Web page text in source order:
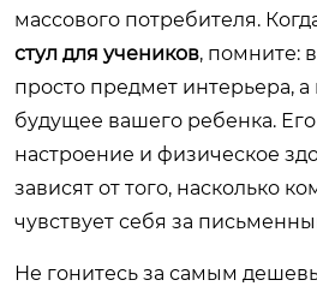
массового потребителя.
стул для учеников, помните:
просто предмет интерьера,
будущее вашего ребенка.
настроение и физическое
зависят от того, насколько
чувствует себя за
Не гонитесь за самым